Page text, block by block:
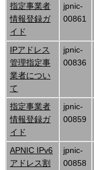
指定事業者
情報登録ガ
イド
jpnic-
00861
IPアドレス
管理指定事
業者につい
て
jpnic-
00836
指定事業者
情報登録ガ
イド
jpnic-
00859
APNIC IPv6
アドレス割
jpnic-
00858